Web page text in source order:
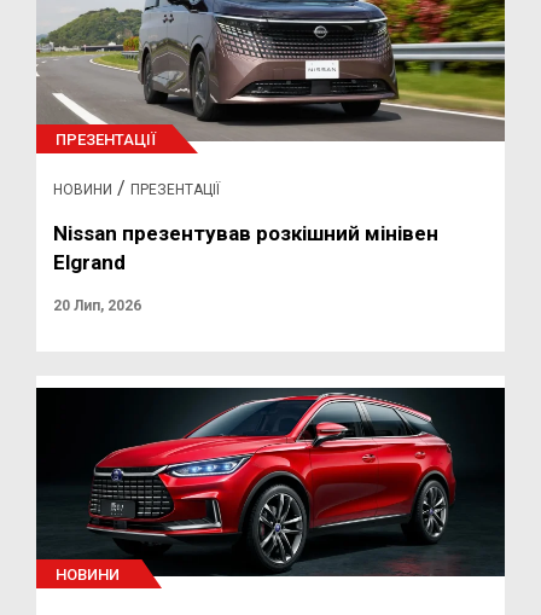
ПРЕЗЕНТАЦІЇ
НОВИНИ / ПРЕЗЕНТАЦІЇ
Nissan презентував розкішний мінівен
Elgrand
20 Лип, 2026
НОВИНИ